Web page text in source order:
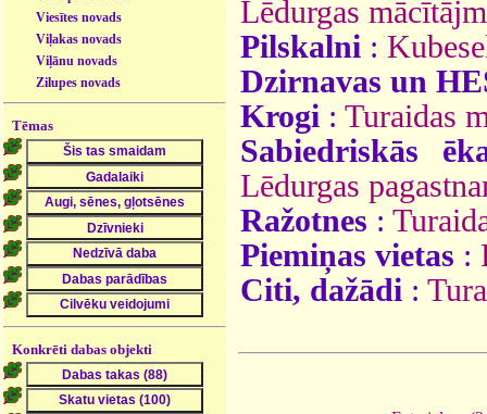
Viesītes novads
Viļakas novads
Viļānu novads
Zilupes novads
Tēmas
Konkrēti dabas objekti
Lēdurgas
Pilskalni :
Dzirnavas un
Krogi : Turaidas
Sabiedriskās
Lēdurgas
Ražotnes :
Piemiņas vietas :
Citi, dažādi :